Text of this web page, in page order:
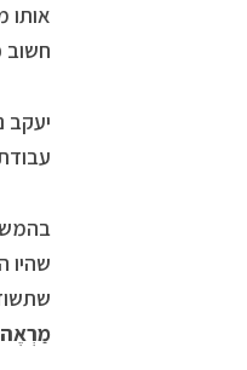
אותו
חשוב
יעקב
שהיו